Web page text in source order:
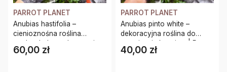
PARROT PLANET
Anubias hastifolia –
cienioznośna roślina
wodno-lądowa do terrarium
i akwarium | Parrot Planet
Cena
60,00 zł
PARROT PLANET
Anubias pinto white –
dekoracyjna roślina do
terrarium i akwarium | Parrot
Planet
Cena
40,00 zł